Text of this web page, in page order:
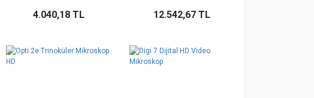
4.040,18 TL
Sepete Ekle 12.542,67 TL
Sepete Ekle